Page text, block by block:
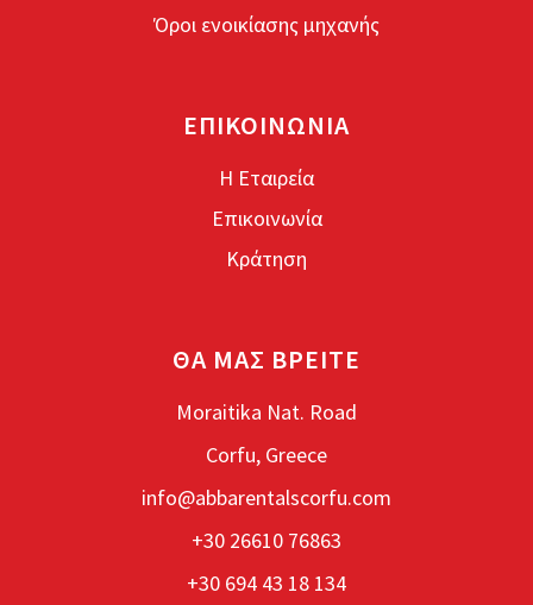
Όροι ενοικίασης μηχανής
ΕΠΙΚΟΙΝΩΝΙΑ
Η Εταιρεία
Επικοινωνία
Κράτηση
ΘΑ ΜΑΣ ΒΡΕΙΤΕ
Moraitika Nat. Road
Corfu, Greece
info@abbarentalscorfu.com
+30 26610 76863
+30 694 43 18 134